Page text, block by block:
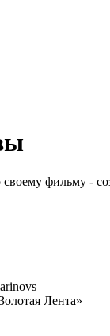
фильму -
Лента»